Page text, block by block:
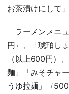
お茶漬けにして
ラーメンメニ
円）、「琥珀し
（以上600円）
麺」「みそチャ
うゆ拉麺」（